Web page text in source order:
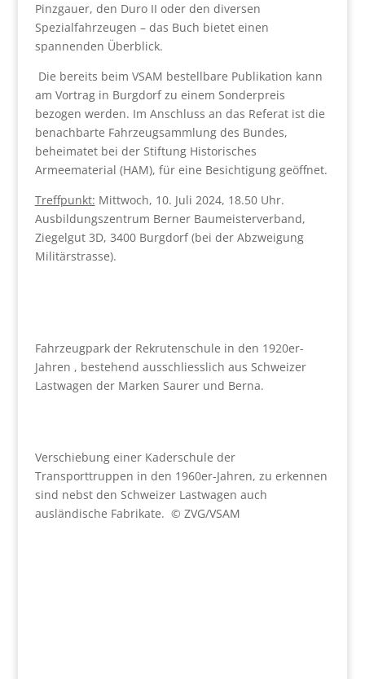
Pinzgauer, den Duro II oder den diversen
Spezialfahrzeugen – das Buch bietet einen
spannenden Überblick.
Die bereits beim VSAM bestellbare Publikation kann
am Vortrag in Burgdorf zu einem Sonderpreis
bezogen werden. Im Anschluss an das Referat ist die
benachbarte Fahrzeugsammlung des Bundes,
beheimatet bei der Stiftung Historisches
Armeematerial (HAM), für eine Besichtigung geöffnet.
Treffpunkt: Mittwoch, 10. Juli 2024, 18.50 Uhr.
Ausbildungszentrum Berner Baumeisterverband,
Ziegelgut 3D, 3400 Burgdorf (bei der Abzweigung
Militärstrasse).
Fahrzeugpark der Rekrutenschule in den 1920er-
Jahren , bestehend ausschliesslich aus Schweizer
Lastwagen der Marken Saurer und Berna.
Verschiebung einer Kaderschule der
Transporttruppen in den 1960er-Jahren, zu erkennen
sind nebst den Schweizer Lastwagen auch
ausländische Fabrikate. © ZVG/VSAM